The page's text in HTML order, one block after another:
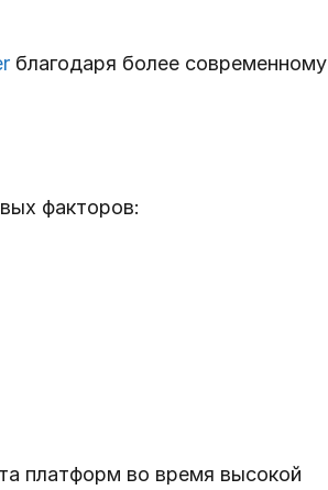
благодаря более современному
факторов:
платформ во время высокой